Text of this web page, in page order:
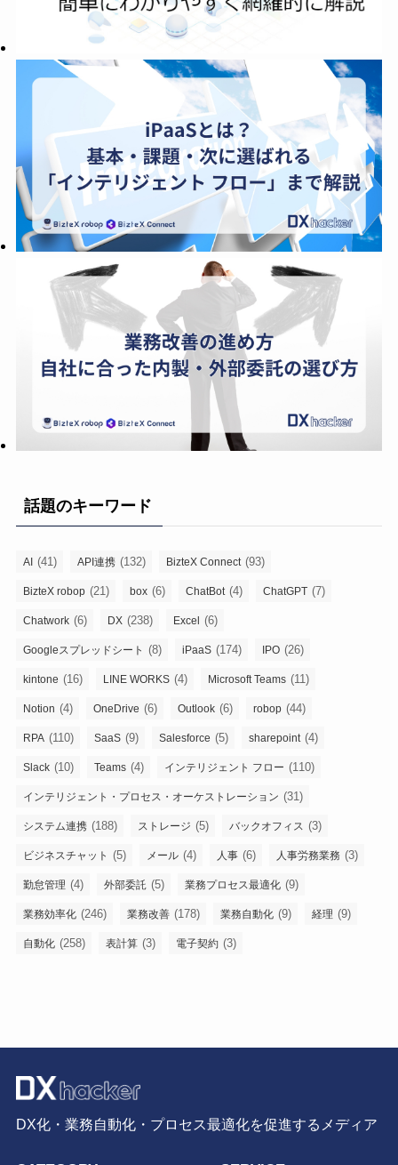
話題のキーワード
AI (41) API連携 (132) BizteX Connect (93)
BizteX robop (21) box (6) ChatBot (4) ChatGPT (7)
Chatwork (6) DX (238) Excel (6)
Googleスプレッドシート (8) iPaaS (174) IPO (26)
kintone (16) LINE WORKS (4) Microsoft Teams (11)
Notion (4) OneDrive (6) Outlook (6) robop (44)
RPA (110) SaaS (9) Salesforce (5) sharepoint (4)
Slack (10) Teams (4) インテリジェント フロー (110)
インテリジェント・プロセス・オーケストレーション (31)
システム連携 (188) ストレージ (5) バックオフィス (3)
ビジネスチャット (5) メール (4) 人事 (6) 人事労務業務 (3)
勤怠管理 (4) 外部委託 (5) 業務プロセス最適化 (9)
業務効率化 (246) 業務改善 (178) 業務自動化 (9) 経理 (9)
自動化 (258) 表計算 (3) 電子契約 (3)
DX化・業務自動化・プロセス最適化を促進するメディア